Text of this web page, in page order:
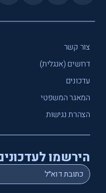
צור קשר
דרושים (אנגלית)
עדכונים
המאגר המשפטי
הצהרת נגישות
הירשמו
Email
*